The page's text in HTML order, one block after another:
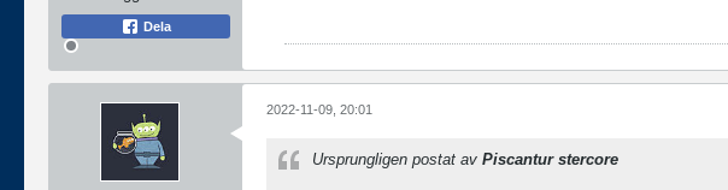
Dela
2022-11-09, 20:01
Ursprungligen postat av Piscantur stercore